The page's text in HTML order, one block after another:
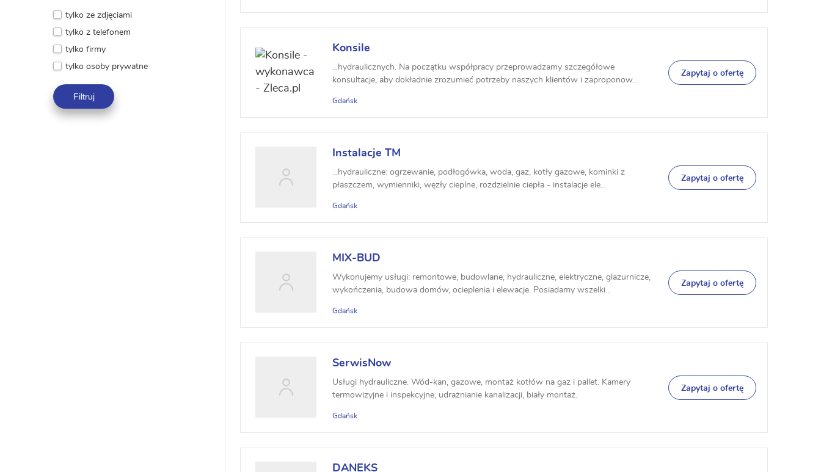
Konsile
...hydraulicznych. Na początku współpracy przeprowadzamy szczegółowe
konsultacje, aby dokładnie zrozumieć potrzeby naszych klientów i zaproponow...
Gdańsk
Zapytaj o ofertę
Instalacje TM
...hydrauliczne: ogrzewanie, podłogówka, woda, gaz, kotły gazowe, kominki z
płaszczem, wymienniki, węzły cieplne, rozdzielnie ciepła - instalacje ele...
Gdańsk
Zapytaj o ofertę
MIX-BUD
Wykonujemy usługi: remontowe, budowlane, hydrauliczne, elektryczne, glazurnicze,
wykończenia, budowa domów, ocieplenia i elewacje. Posiadamy wszelki...
Gdańsk
Zapytaj o ofertę
SerwisNow
Usługi hydrauliczne. Wód-kan, gazowe, montaż kotłów na gaz i pallet. Kamery
termowizyjne i inspekcyjne, udrażnianie kanalizacji, biały montaż.
Gdańsk
Zapytaj o ofertę
DANEKS
tylko ze zdjęciami
tylko z telefonem
tylko firmy
tylko osoby prywatne
Filtruj